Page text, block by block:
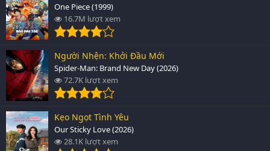
One Piece (1999)
16.7M lượt xem
Người Nhện: Khởi Đầu Mới
Spider-Man: Brand New Day (2026)
72.7K lượt xem
Kẹo Ngọt Tình Yêu
Our Sticky Love (2026)
28.1K lượt xem